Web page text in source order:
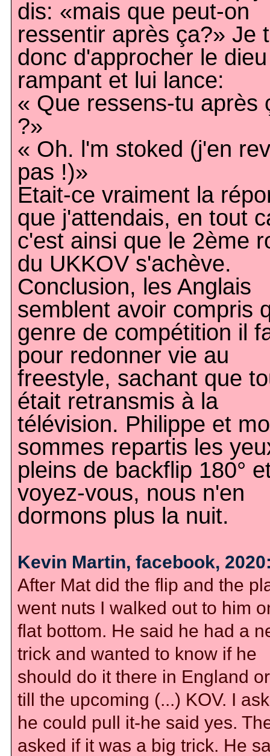
dis: «mais que peut-on
ressentir après ça?» Je
donc d'approcher le
rampant et lui lance:
« Que ressens-tu après
?»
« Oh. l'm stoked (j'en
pas !)»
Etait-ce vraiment la
que j'attendais, en tout
c'est ainsi que le 2ème
du UKKOV s'achève.
Conclusion, les Anglais
semblent avoir compris
genre de compétition il
pour redonner vie au
freestyle, sachant que
était retransmis à la
télévision. Philippe et
sommes repartis les
pleins de backflip 180°
voyez-vous, nous n'en
dormons plus la nuit.
Kevin Martin, facebook,
After Mat did the flip and the
went nuts I walked out to him
flat bottom. He said he had a
trick and wanted to know if he
should do it there in England
till the upcoming (...) KOV. I
he could pull it-he said yes.
asked if it was a big trick. He